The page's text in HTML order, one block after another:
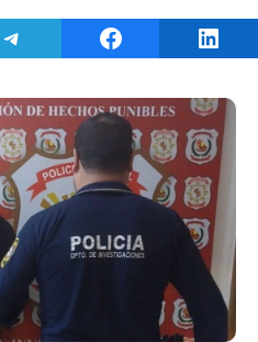
Share on TelegramShare on Facebook